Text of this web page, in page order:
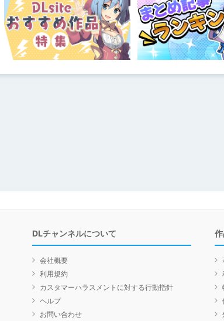
DLチャンネルについて
会社概要
利用規約
カスタマーハラスメントに対する行動指針
ヘルプ
お問い合わせ